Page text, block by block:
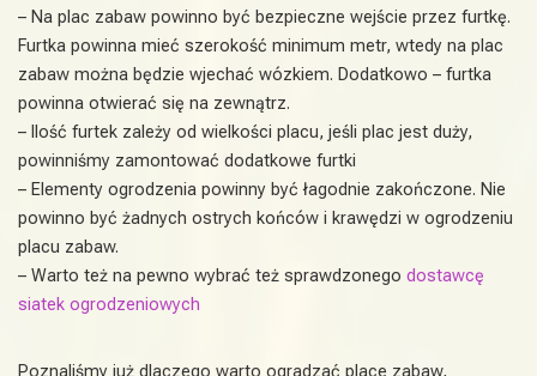
– Na plac zabaw powinno być bezpieczne wejście przez furtkę.
Furtka powinna mieć szerokość minimum metr, wtedy na plac
zabaw można będzie wjechać wózkiem. Dodatkowo – furtka
powinna otwierać się na zewnątrz.
– Ilość furtek zależy od wielkości placu, jeśli plac jest duży,
powinniśmy zamontować dodatkowe furtki
– Elementy ogrodzenia powinny być łagodnie zakończone. Nie
powinno być żadnych ostrych końców i krawędzi w ogrodzeniu
placu zabaw.
– Warto też na pewno wybrać też sprawdzonego dostawcę
siatek ogrodzeniowych
Poznaliśmy już dlaczego warto ogradzać place zabaw,